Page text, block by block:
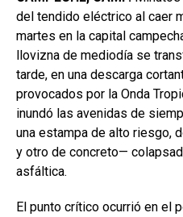
del tendido eléctrico al caer
martes en la capital
llovizna de mediodía se
tarde, en una descarga
provocados por la Onda
inundó las avenidas de
una estampa de alto riesgo,
y otro de concreto—
asfáltica.
El punto crítico ocurrió en el